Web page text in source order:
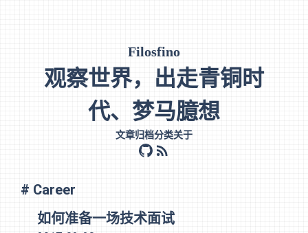
Filosfino
观察世界，出走青铜时
代、梦马臆想
文章归档分类关于
github
rss
# Career
如何准备一场技术面试